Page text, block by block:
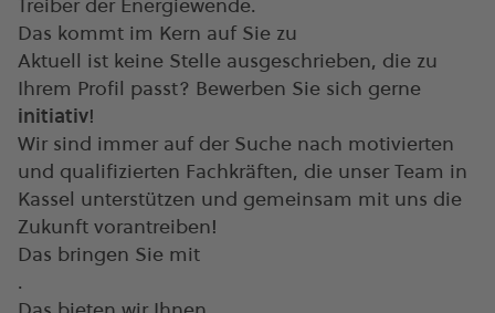
Das kommt im Kern auf Sie zu
Aktuell ist keine Stelle ausgeschrieben, die zu
Ihrem Profil passt? Bewerben Sie sich gerne
initiativ!
Wir sind immer auf der Suche nach motivierten
und qualifizierten Fachkräften, die unser Team in
Kassel unterstützen und gemeinsam mit uns die
Zukunft vorantreiben!
Das bringen Sie mit
.